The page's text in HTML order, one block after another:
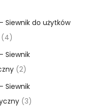
Siewnik do użytków
(4)
Siewnik
(2)
Siewnik
(3)